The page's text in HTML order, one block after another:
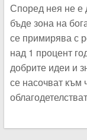
Според нея не е
бъде зона на
се примирява с
над 1 процент
добрите идеи и
се насочват към